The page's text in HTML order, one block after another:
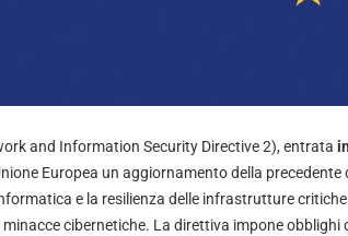
and Information Security Directive 2), entrata
Europea un aggiornamento della
e la resilienza delle infrastrutture critiche
cibernetiche. La direttiva impone